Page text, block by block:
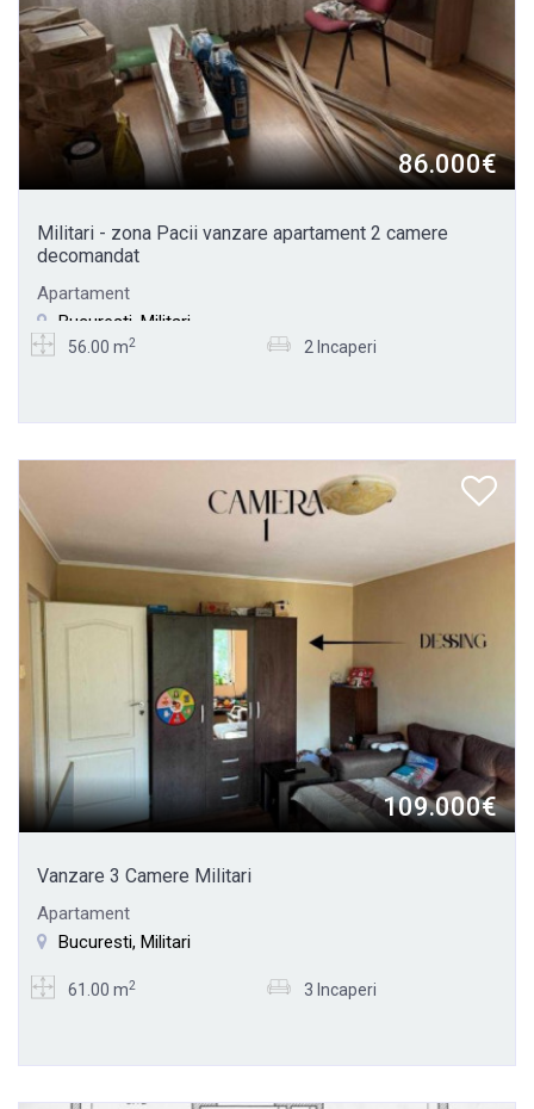
86.000€
Militari - zona Pacii vanzare apartament 2 camere
decomandat
Apartament
Bucuresti, Militari
56.00 m2 2 Incaperi
109.000€
Vanzare 3 Camere Militari
Apartament
Bucuresti, Militari
61.00 m2 3 Incaperi